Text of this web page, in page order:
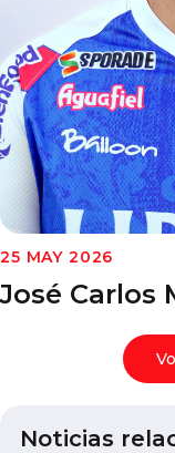
Noticias
Documentos
25 MAY 2026
José Carlos
Noticias